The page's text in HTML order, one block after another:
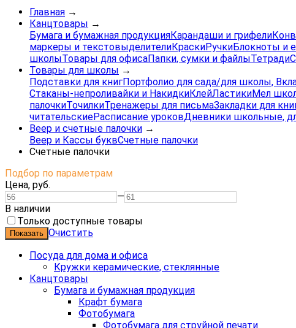
Главная →
Канцтовары →
Бумага и бумажная продукцияКарандаши и грифели
маркеры и текстовыделителиКраскиРучкиБлокноты и
школыТовары для офисаПапки, сумки и файлыТетради
Товары для школы →
Подставки для книгПортфолио для сада/для школы,
Стаканы-непроливайки и НакидкиКлейЛастикиМел
палочкиТочилкиТренажеры для письмаЗакладки для
читательскиеРасписание уроковДневники школьные,
Веер и счетные палочки →
Веер и Кассы буквСчетные палочки
Счетные палочки
Подбор по параметрам
Цена, руб.
—
В наличии
Только доступные товары
Очистить
Посуда для дома и офиса
Кружки керамические, стеклянные
Канцтовары
Бумага и бумажная продукция
Крафт бумага
Фотобумага
Фотобумага для струйной печати